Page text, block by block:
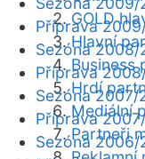
GOLD
Hlavní
Business
Hrdí
Mediální
Partneři
Příprava
Sezóna 2008/
Příprava
Sezóna 2007/
Příprava
Sezóna 2006/